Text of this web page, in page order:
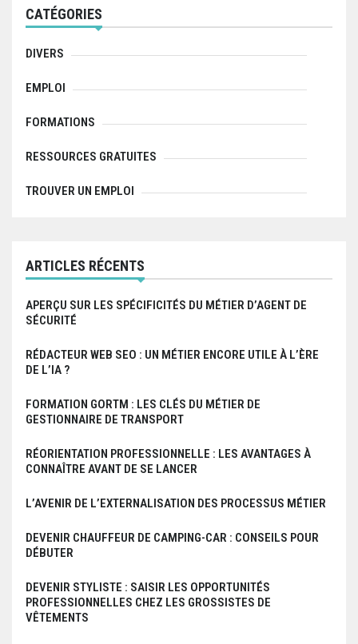
f
o
:
CATÉGORIES
DIVERS
EMPLOI
FORMATIONS
RESSOURCES GRATUITES
TROUVER UN EMPLOI
ARTICLES RÉCENTS
APERÇU SUR LES SPÉCIFICITÉS DU MÉTIER D’AGENT DE
SÉCURITÉ
RÉDACTEUR WEB SEO : UN MÉTIER ENCORE UTILE À L’ÈRE
DE L’IA ?
FORMATION GORTM : LES CLÉS DU MÉTIER DE
GESTIONNAIRE DE TRANSPORT
RÉORIENTATION PROFESSIONNELLE : LES AVANTAGES À
CONNAÎTRE AVANT DE SE LANCER
L’AVENIR DE L’EXTERNALISATION DES PROCESSUS MÉTIER
DEVENIR CHAUFFEUR DE CAMPING-CAR : CONSEILS POUR
DÉBUTER
DEVENIR STYLISTE : SAISIR LES OPPORTUNITÉS
PROFESSIONNELLES CHEZ LES GROSSISTES DE
VÊTEMENTS